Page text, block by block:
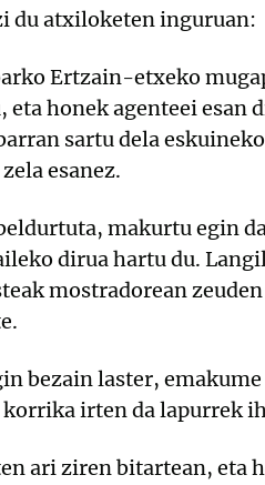
du atxiloketen inguruan:
Ertzain-etxeko
honek agenteei
sartu dela
esanez.
makurtu egin
dirua hartu du.
mostradorean
bezain laster,
irten da lapurrek
ari ziren bitartean,